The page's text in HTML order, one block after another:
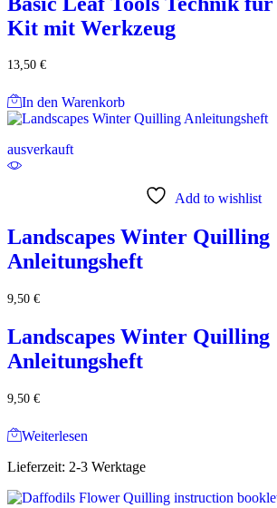
Kit mit Werkzeug
13,50 €
In den Warenkorb
ausverkauft
Add to wishlist
Landscapes Winter Quilling
Anleitungsheft
9,50 €
Landscapes Winter Quilling
Anleitungsheft
9,50 €
Weiterlesen
Lieferzeit: 2-3 Werktage